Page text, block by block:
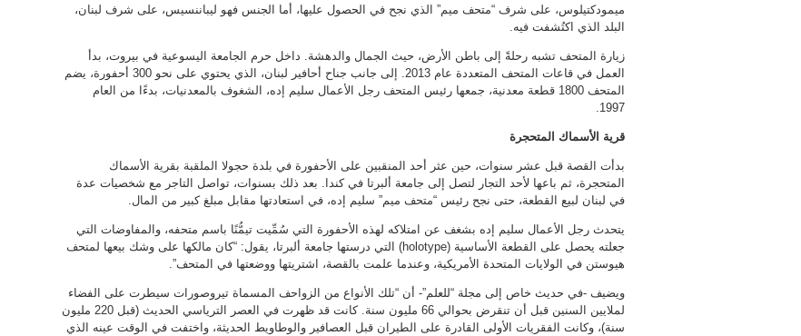
ميمودكتيلوس، على شرف “متحف ميم” الذي نجح في الحصول عليها، أما الجنس فهو ليباننسيس، على شرف لبنان،
البلد الذي اكتُشفت فيه.
زيارة المتحف تشبه رحلةً إلى باطن الأرض، حيث الجمال والدهشة. داخل حرم الجامعة اليسوعية في بيروت، بدأ
العمل في قاعات المتحف المتعددة عام 2013. إلى جانب جناح أحافير لبنان، الذي يحتوي على نحو 300 أحفورة، يضم
المتحف 1800 قطعة معدنية، جمعها رئيس المتحف رجل الأعمال سليم إده، الشغوف بالمعدنيات، بدءًا من العام
1997.
قرية الأسماك المتحجرة
بدأت القصة قبل عشر سنوات، حين عثر أحد المنقبين على الأحفورة في بلدة حجولا الملقبة بقرية الأسماك
المتحجرة، ثم باعها لأحد التجار لتصل إلى جامعة ألبرتا في كندا. بعد ذلك بسنوات، تواصل التاجر مع شخصيات عدة
في لبنان لبيع القطعة، حتى نجح رئيس “متحف ميم” سليم إده، في استعادتها مقابل مبلغ كبير من المال.
يتحدث رجل الأعمال سليم إده بشغف عن امتلاكه لهذه الأحفورة التي سُمِّيت تيمُّنًا باسم متحفه، والمفاوضات التي
جعلته يحصل على القطعة الأساسية (holotype) التي درستها جامعة ألبرتا، يقول: “كان مالكها على وشك بيعها لمتحف
هيوستن في الولايات المتحدة الأمريكية، وعندما علمت بالقصة، اشتريتها ووضعتها في المتحف”.
ويضيف -في حديث خاص إلى مجلة “للعلم”- أن “تلك الأنواع من الزواحف المسماة تيروصورات سيطرت على الفضاء
لملايين السنين قبل أن تنقرض بحوالي 66 مليون سنة. كانت قد ظهرت في العصر الترياسي الحديث (قبل 220 مليون
سنة)، وكانت الفقريات الأولى القادرة على الطيران قبل العصافير والوطاويط الحديثة، واختفت في الوقت عينه الذي